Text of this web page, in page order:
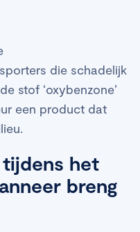
die schadelijk
stof ‘oxybenzone’
een product dat
het
breng